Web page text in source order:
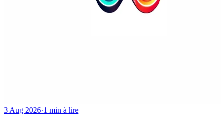
3 Aug 2026·1 min à lire